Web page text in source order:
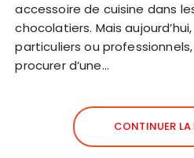
accessoire de cuisine dans
chocolatiers. Mais
particuliers ou
procurer d’une…
CONTINUER LA